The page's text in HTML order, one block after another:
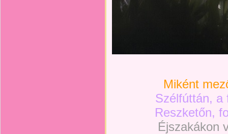
Miként
Szélfúttán,
Reszketőn,
Éjszakákon